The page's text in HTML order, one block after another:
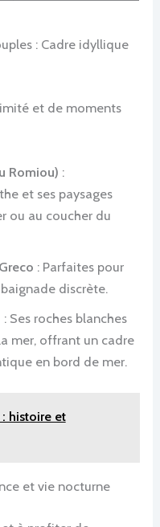
: Cadre idyllique
et de moments
Romiou) :
et ses paysages
ou au coucher du
: Parfaites pour
discrète.
Ses roches blanches
mer, offrant un cadre
en bord de mer.
histoire et
et vie nocturne